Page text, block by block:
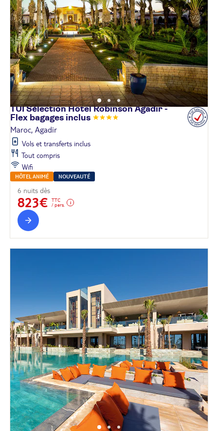
TUI Sélection Hôtel Robinson Agadir -
Flex bagages inclus
Maroc, Agadir
Vols et transferts inclus
Tout compris
Wifi
HÔTEL ANIMÉ NOUVEAUTÉ
6 nuits dès
823€
TTC
/ pers.